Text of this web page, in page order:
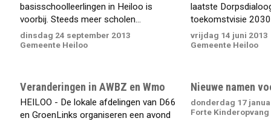
basisschoolleerlingen in Heiloo is
voorbij. Steeds meer scholen...
dinsdag 24 september 2013
Gemeente Heiloo
laatste
toekomstvisie
vrijdag 14 juni 2013
Gemeente Heiloo
Veranderingen in AWBZ en Wmo
HEILOO - De lokale afdelingen van D66
en GroenLinks organiseren een avond
Nieuwe namen
donderdag 17
Forte Kinderopvang